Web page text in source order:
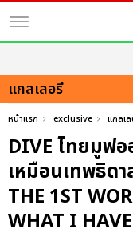
แกลเลอรี
หน้าแรก exclusive แกลเ
DIVE ไทยมูฟ
เหมือนเทพธิด
THE 1ST
WHAT I